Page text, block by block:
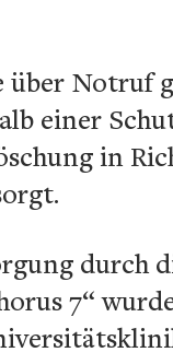
über Notruf
einer
in
durch
7“